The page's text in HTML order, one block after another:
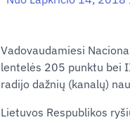
Vadovaudamiesi
lentelės 205 punktu bei
radijo dažnių (kanalų)
Lietuvos Respublikos